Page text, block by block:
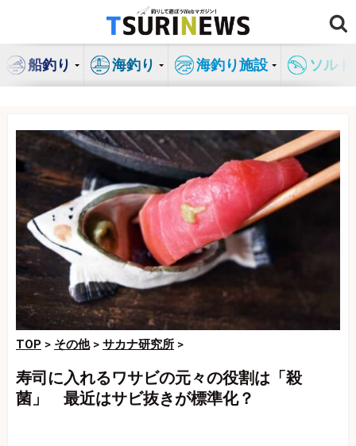
ン
船釣り 海釣り 海釣り施設 ソル
TOP > その他> サカナ研究所 >
寿司に入れるワサビの元々の役割は「殺
菌」 最近はサビ抜きが標準化？